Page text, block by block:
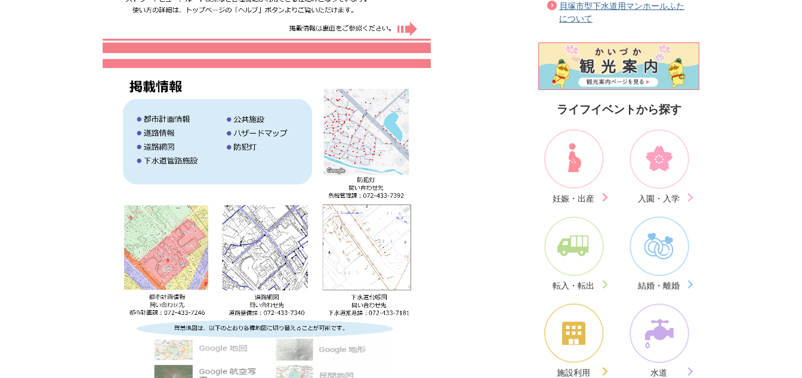
貝塚市型下水道用マンホールふた
について
ライフイベントから探す
妊娠・出産 入園・入学
転入・転出 結婚・離婚
施設利用 水道